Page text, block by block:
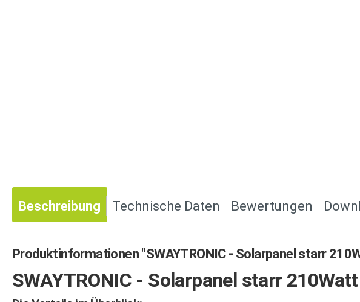
Beschreibung Technische Daten Bewertungen
Produktinformationen "SWAYTRONIC - Solarpanel starr
SWAYTRONIC - Solarpanel starr